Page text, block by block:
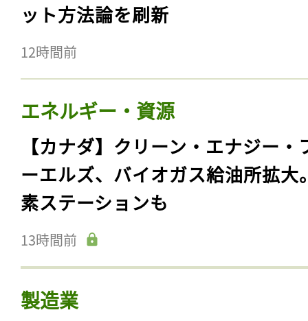
ット方法論を刷新
12時間前
エネルギー・資源
【カナダ】クリーン・エナジー・
ーエルズ、バイオガス給油所拡大
素ステーションも
13時間前
製造業